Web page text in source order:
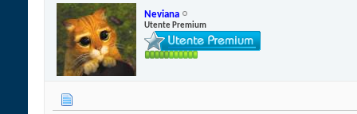
Neviana
Utente Premium